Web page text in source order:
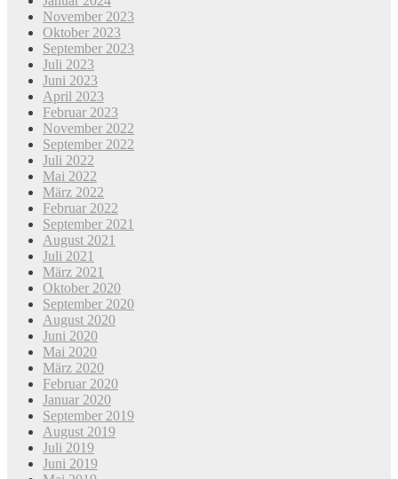
November 2023
Oktober 2023
September 2023
Juli 2023
Juni 2023
April 2023
Februar 2023
November 2022
September 2022
Juli 2022
Mai 2022
März 2022
Februar 2022
September 2021
August 2021
Juli 2021
März 2021
Oktober 2020
September 2020
August 2020
Juni 2020
Mai 2020
März 2020
Februar 2020
Januar 2020
September 2019
August 2019
Juli 2019
Juni 2019